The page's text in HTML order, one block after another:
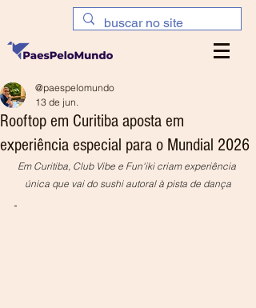
Rooftop em Curitiba aposta em
experiência especial para o Mundial 2026
@paespelomundo
13 de jun.
Em Curitiba, Club Vibe e Fun'iki criam experiência
única que vai do sushi autoral à pista de dança